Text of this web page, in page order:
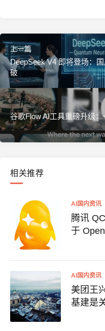
上一篇
DeepSeek V4 即将登场：
破
谷歌Flow AI工具重磅升级
相关推荐
AI国内资讯
腾讯
于
AI国内资讯
美团王
基建是